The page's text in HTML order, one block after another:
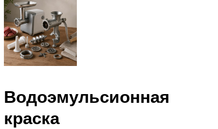
Водоэмульсионная
краска